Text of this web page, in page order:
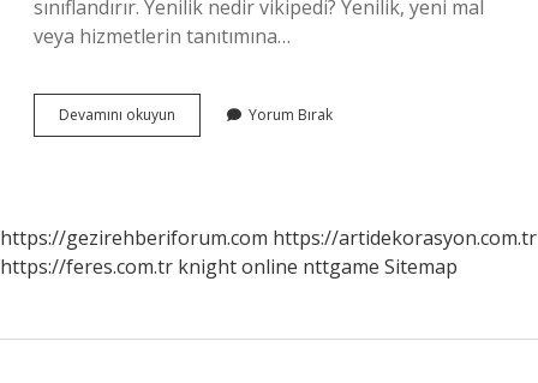
sınıflandırır. Yenilik nedir vikipedi? Yenilik, yeni mal
veya hizmetlerin tanıtımına…
Devamını okuyun
Tanımı
Yorum Bırak
https://gezirehberiforum.com https://artidekorasyon.com.tr
https://feres.com.tr knight online nttgame Sitemap